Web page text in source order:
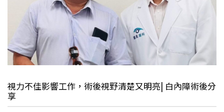
視力不佳影響工作，術後視野清楚又明亮| 白內障術後分
享